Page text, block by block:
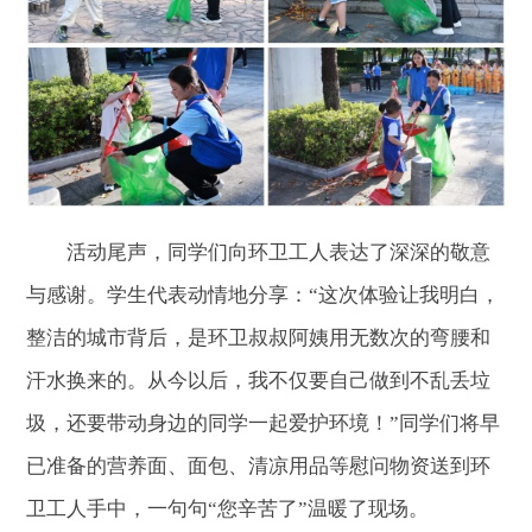
活动尾声，同学们向环卫工人表达了深深的敬意
与感谢。学生代表动情地分享：“这次体验让我明白，
整洁的城市背后，是环卫叔叔阿姨用无数次的弯腰和
汗水换来的。从今以后，我不仅要自己做到不乱丢垃
圾，还要带动身边的同学一起爱护环境！”同学们将早
已准备的营养面、面包、清凉用品等慰问物资送到环
卫工人手中，一句句“您辛苦了”温暖了现场。